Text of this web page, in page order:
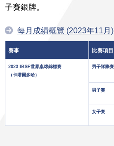
子賽銀牌。
每月成績概覽 (2023年11月)
賽事 比賽項目
2023 IBSF世界桌球錦標賽
（卡塔爾多哈）
男子隊際賽
男子賽
女子賽